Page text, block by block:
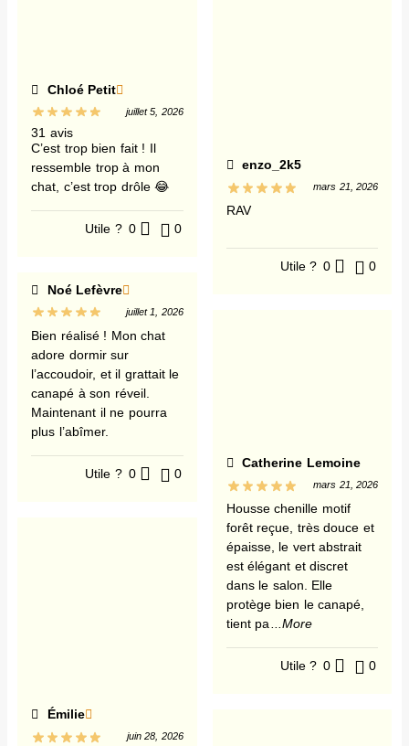
Chloé Petit
31 avis
juillet 5, 2026
C’est trop bien fait ! Il
ressemble trop à mon
chat, c’est trop drôle 😂
Utile ? 0 0
Noé Lefèvre
juillet 1, 2026
Bien réalisé ! Mon chat
adore dormir sur
l’accoudoir, et il grattait le
canapé à son réveil.
Maintenant il ne pourra
plus l’abîmer.
Utile ? 0 0
Émilie
juin 28, 2026
enzo_2k5
mars 21, 2026
RAV
Utile ? 0 0
Catherine Lemoine
mars 21, 2026
Housse chenille motif
forêt reçue, très douce et
épaisse, le vert abstrait
est élégant et discret
dans le salon. Elle
protège bien le canapé,
tient pa
...More
Utile ? 0 0